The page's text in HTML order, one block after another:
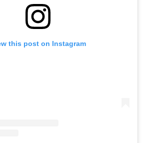
this post on Instagram